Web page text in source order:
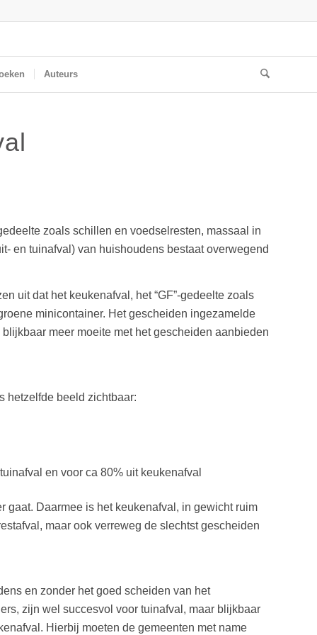
Auteurs
zoals schillen en voedselresten, massaal in
en tuinafval) van huishoudens bestaat overwegend
uit dat het keukenafval, het “GF”-gedeelte zoals
minicontainer. Het gescheiden ingezamelde
meer moeite met het gescheiden aanbieden
hetzelfde beeld zichtbaar:
en voor ca 80% uit keukenafval
gaat. Daarmee is het keukenafval, in gewicht ruim
maar ook verreweg de slechtst gescheiden
en zonder het goed scheiden van het
zijn wel succesvol voor tuinafval, maar blijkbaar
Hierbij moeten de gemeenten met name